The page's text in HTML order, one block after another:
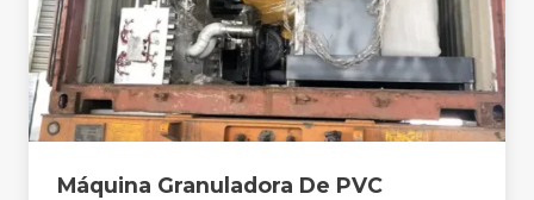
Máquina Granuladora De PVC